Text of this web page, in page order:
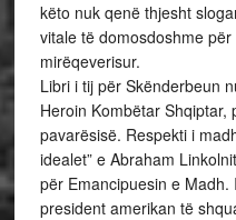
këto nuk qenë thjesht
vitale të domosdoshme
mirëqeverisur.
Libri i tij për Skënderbeun
Heroin Kombëtar
pavarësisë. Respekti i
idealet” e Abraham
për Emancipuesin e
president amerikan të